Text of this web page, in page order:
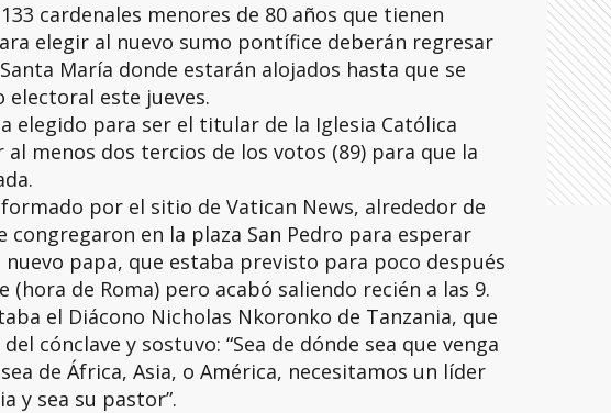
cardenales menores de 80 años que tienen
elegir al nuevo sumo pontífice deberán regresar
María donde estarán alojados hasta que se
electoral este jueves.
elegido para ser el titular de la Iglesia Católica
al menos dos tercios de los votos (89) para que la
por el sitio de Vatican News, alrededor de
congregaron en la plaza San Pedro para esperar
papa, que estaba previsto para poco después
(hora de Roma) pero acabó saliendo recién a las 9.
el Diácono Nicholas Nkoronko de Tanzania, que
cónclave y sostuvo: “Sea de dónde sea que venga
de África, Asia, o América, necesitamos un líder
y sea su pastor”.